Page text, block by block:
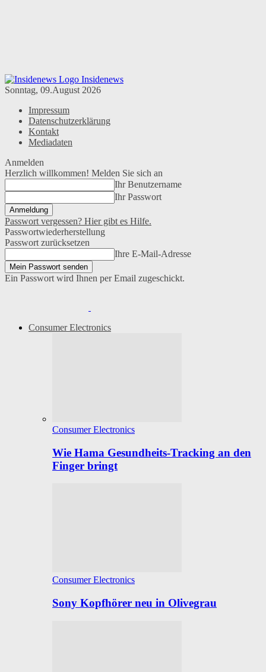
Insidenews
Sonntag, 09.August 2026
Impressum
Datenschutzerklärung
Kontakt
Mediadaten
Anmelden
Herzlich willkommen! Melden Sie sich an
Ihr Benutzername
Ihr Passwort
Passwort vergessen? Hier gibt es Hilfe.
Passwortwiederherstellung
Passwort zurücksetzen
Ihre E-Mail-Adresse
Ein Passwort wird Ihnen per Email zugeschickt.
Consumer Electronics
Consumer Electronics
Wie Hama Gesundheits-Tracking an den
Finger bringt
Consumer Electronics
Sony Kopfhörer neu in Olivegrau